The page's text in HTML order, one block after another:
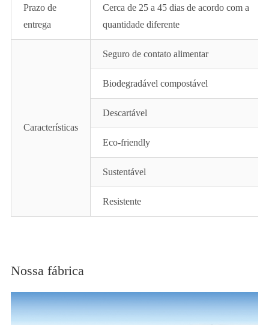
Prazo de
entrega
Cerca de 25 a 45 dias de acordo com a
quantidade diferente
Características
Seguro de contato alimentar
Biodegradável compostável
Descartável
Eco-friendly
Sustentável
Resistente
Nossa fábrica